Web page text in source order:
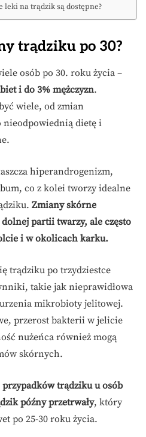
leki na trądzik są dostępne?
trądziku po 30?
osób po 30. roku życia –
i do 3% mężczyzn.
wiele, od zmian
dietę i
hiperandrogenizm,
co z kolei tworzy idealne
Zmiany skórne
partii twarzy, ale często
i w okolicach karku.
trądziku po trzydziestce
takie jak nieprawidłowa
mikrobioty jelitowej.
przerost bakterii w jelicie
nużeńca również mogą
skórnych.
przypadków trądziku u osób
późny przetrwały, który
po 25-30 roku życia.